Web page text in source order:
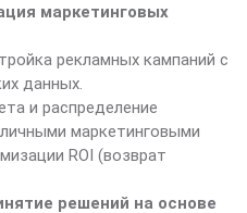
маркетинговых
рекламных кампаний с
данных.
и распределение
маркетинговыми
ROI (возврат
решений на основе